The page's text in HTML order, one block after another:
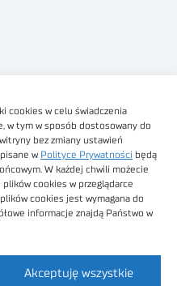
cookies w celu świadczenia
w tym w sposób dostosowany do
bez zmiany ustawień
w Polityce Prywatności będą
W każdej chwili możecie
cookies w przeglądarce
cookies jest wymagana do
informacje znajdą Państwo w
Akceptuję wszystkie